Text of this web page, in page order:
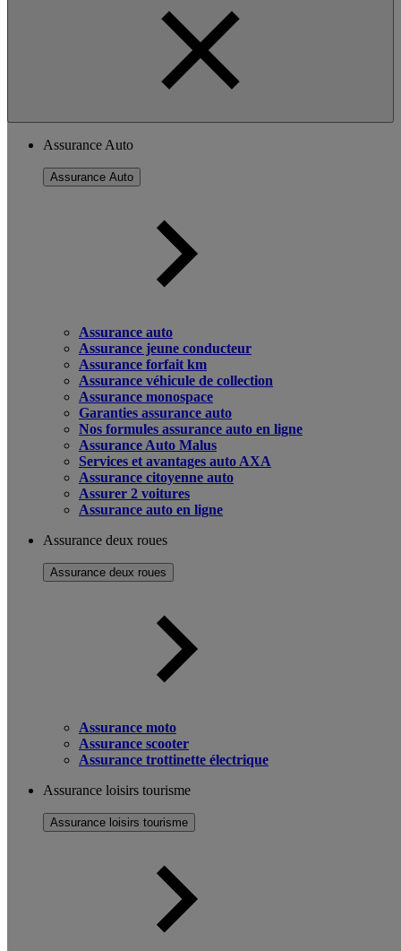
Assurance Auto
Assurance Auto
Assurance auto
Assurance jeune conducteur
Assurance forfait km
Assurance véhicule de collection
Assurance monospace
Garanties assurance auto
Nos formules assurance auto en ligne
Assurance Auto Malus
Services et avantages auto AXA
Assurance citoyenne auto
Assurer 2 voitures
Assurance auto en ligne
Assurance deux roues
Assurance deux roues
Assurance moto
Assurance scooter
Assurance trottinette électrique
Assurance loisirs tourisme
Assurance loisirs tourisme